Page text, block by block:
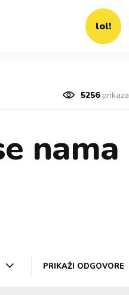
lol!
5256prikaza
nama
PRIKAŽI ODGOVORE